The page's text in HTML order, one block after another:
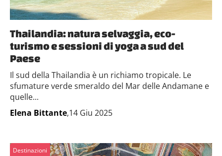
Thailandia: natura selvaggia, eco-
turismo e sessioni di yoga a sud del
Paese
Il sud della Thailandia è un richiamo tropicale. Le
sfumature verde smeraldo del Mar delle Andamane e
quelle...
Elena Bittante,14 Giu 2025
Destinazioni